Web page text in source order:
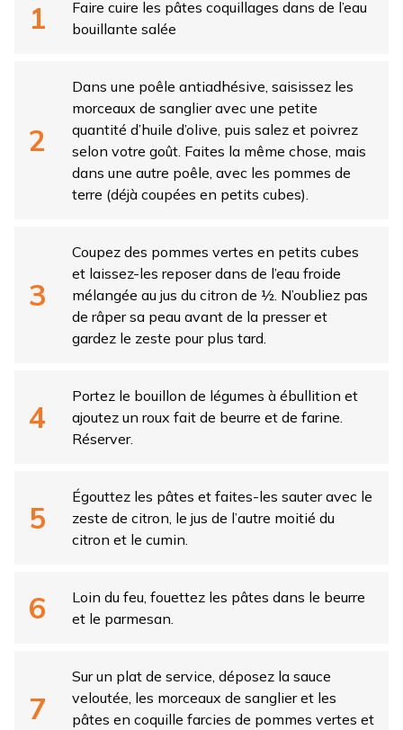
Faire cuire les pâtes coquillages dans de l’eau
bouillante salée
Dans une poêle antiadhésive, saisissez les
morceaux de sanglier avec une petite
quantité d’huile d’olive, puis salez et poivrez
selon votre goût. Faites la même chose, mais
dans une autre poêle, avec les pommes de
terre (déjà coupées en petits cubes).
Coupez des pommes vertes en petits cubes
et laissez-les reposer dans de l’eau froide
mélangée au jus du citron de ½. N’oubliez pas
de râper sa peau avant de la presser et
gardez le zeste pour plus tard.
Portez le bouillon de légumes à ébullition et
ajoutez un roux fait de beurre et de farine.
Réserver.
Égouttez les pâtes et faites-les sauter avec le
zeste de citron, le jus de l’autre moitié du
citron et le cumin.
Loin du feu, fouettez les pâtes dans le beurre
et le parmesan.
Sur un plat de service, déposez la sauce
veloutée, les morceaux de sanglier et les
pâtes en coquille farcies de pommes vertes et